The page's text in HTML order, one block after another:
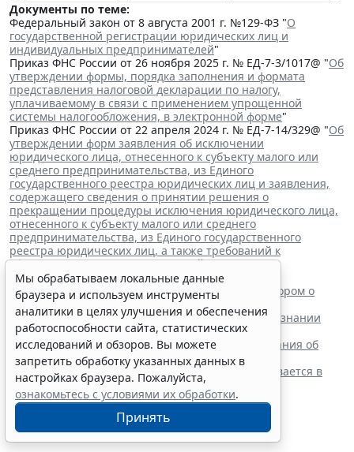
Документы по теме:
Федеральный закон от 8 августа 2001 г. №129-ФЗ "О
государственной регистрации юридических лиц и
индивидуальных предпринимателей"
Приказ ФНС России от 26 ноября 2025 г. № ЕД-7-3/1017@ "Об
утверждении формы, порядка заполнения и формата
представления налоговой декларации по налогу,
уплачиваемому в связи с применением упрощенной
системы налогообложения, в электронной форме"
Приказ ФНС России от 22 апреля 2024 г. № ЕД-7-14/329@ "Об
утверждении форм заявления об исключении
юридического лица, отнесенного к субъекту малого или
среднего предпринимательства, из Единого
государственного реестра юридических лиц и заявления,
содержащего сведения о принятии решения о
прекращении процедуры исключения юридического лица,
отнесенного к субъекту малого или среднего
предпринимательства, из Единого государственного
реестра юридических лиц, а также требований к
оформлению указанных заявлений"
Читайте также:
ВС РФ поддержал заявителя в споре с регистратором о
внесении записи в ЕГРЮЛ
Суд обязал заключить трудовой договор при признании
отказа в приеме незаконным
Резидентам РФ указали на нюансы информирования об
открытии счетов за границей
Обеспечительный платеж в рамках СПОТ учитывается в
расходах по УСН
Мы обрабатываем локальные данные
браузера и используем инструменты
аналитики в целях улучшения и обеспечения
работоспособности сайта, статистических
исследований и обзоров. Вы можете
запретить обработку указанных данных в
настройках браузера. Пожалуйста,
ознакомьтесь с условиями их обработки.
Принять